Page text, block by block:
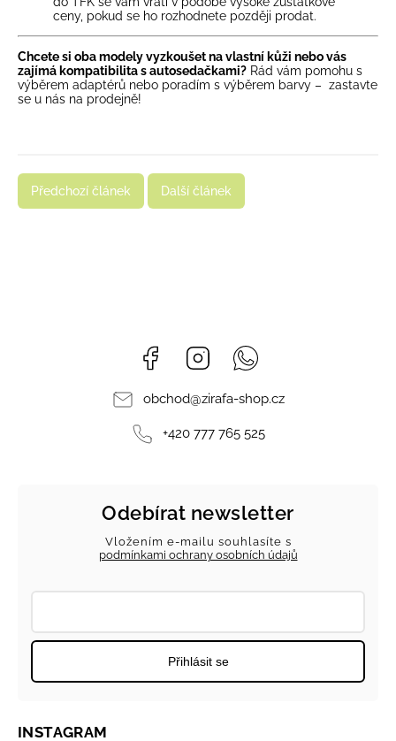
ceny, pokud se ho rozhodnete později prodat.
Chcete si oba modely vyzkoušet na vlastní kůži nebo vás
zajímá kompatibilita s autosedačkami? Rád vám pomohu s
výběrem adaptérů nebo poradím s výběrem barvy – zastavte
se u nás na prodejně!
Předchozí článek Další článek
Facebook Instagram
obchod@zirafa-shop.cz
+420 777 765 525
Odebírat newsletter
Vložením e-mailu souhlasíte s
podmínkami ochrany osobních údajů
Přihlásit se
INSTAGRAM